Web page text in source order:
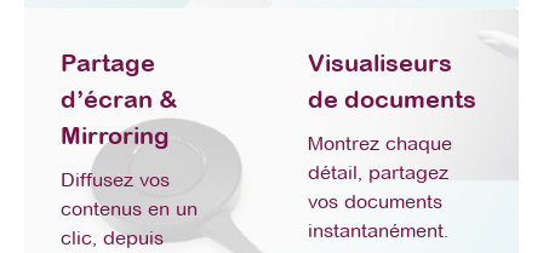
Partage
d’écran &
Mirroring
Diffusez vos
contenus en un
clic, depuis
Visualiseurs
de documents
Montrez chaque
détail, partagez
vos documents
instantanément.